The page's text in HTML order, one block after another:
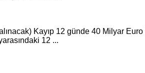
Kayıp 12 günde 40 Milyar
12 ...